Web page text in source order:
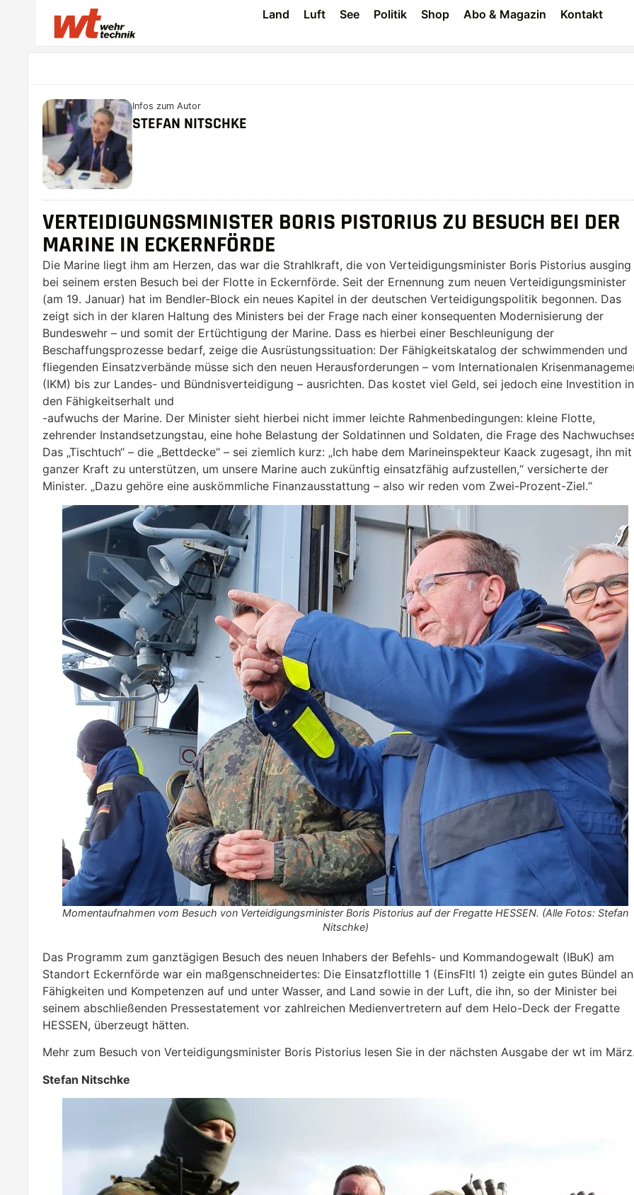
Land Luft See Politik Shop Abo & Magazin Kontakt
Infos zum Autor
STEFAN NITSCHKE
VERTEIDIGUNGSMINISTER BORIS PISTORIUS ZU BESUCH BEI DER
MARINE IN ECKERNFÖRDE
Die Marine liegt ihm am Herzen, das war die Strahlkraft, die von Verteidigungsminister Boris Pistorius ausging
bei seinem ersten Besuch bei der Flotte in Eckernförde. Seit der Ernennung zum neuen Verteidigungsminister
(am 19. Januar) hat im Bendler-Block ein neues Kapitel in der deutschen Verteidigungspolitik begonnen. Das
zeigt sich in der klaren Haltung des Ministers bei der Frage nach einer konsequenten Modernisierung der
Bundeswehr – und somit der Ertüchtigung der Marine. Dass es hierbei einer Beschleunigung der
Beschaffungsprozesse bedarf, zeige die Ausrüstungssituation: Der Fähigkeitskatalog der schwimmenden und
fliegenden Einsatzverbände müsse sich den neuen Herausforderungen – vom Internationalen
(IKM) bis zur Landes- und Bündnisverteidigung – ausrichten. Das kostet viel Geld, sei jedoch eine Investition in
den Fähigkeitserhalt und
-aufwuchs der Marine. Der Minister sieht hierbei nicht immer leichte Rahmenbedingungen: kleine Flotte,
zehrender Instandsetzungstau, eine hohe Belastung der Soldatinnen und Soldaten, die Frage des
Das „Tischtuch“ – die „Bettdecke“ – sei ziemlich kurz: „Ich habe dem Marineinspekteur Kaack zugesagt, ihn mit
ganzer Kraft zu unterstützen, um unsere Marine auch zukünftig einsatzfähig aufzustellen,“ versicherte der
Minister. „Dazu gehöre eine auskömmliche Finanzausstattung – also wir reden vom Zwei-Prozent-Ziel.“
Momentaufnahmen vom Besuch von Verteidigungsminister Boris Pistorius auf der Fregatte HESSEN. (Alle Fotos: Stefan
Nitschke)
Das Programm zum ganztägigen Besuch des neuen Inhabers der Befehls- und Kommandogewalt (IBuK) am
Standort Eckernförde war ein maßgenschneidertes: Die Einsatzflottille 1 (EinsFltl 1) zeigte ein gutes Bündel an
Fähigkeiten und Kompetenzen auf und unter Wasser, and Land sowie in der Luft, die ihn, so der Minister bei
seinem abschließenden Pressestatement vor zahlreichen Medienvertretern auf dem Helo-Deck der Fregatte
HESSEN, überzeugt hätten.
Mehr zum Besuch von Verteidigungsminister Boris Pistorius lesen Sie in der nächsten Ausgabe der wt im
Stefan Nitschke